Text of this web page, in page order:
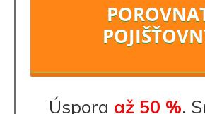
Úspora až 50 %.